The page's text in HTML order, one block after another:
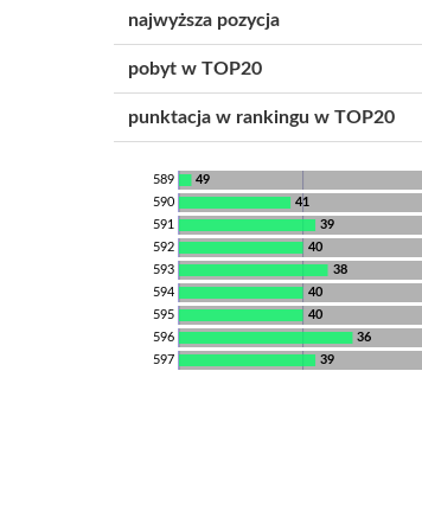
najwyższa pozycja
pobyt w TOP20
punktacja w rankingu w TOP20
49
589
41
590
39
591
40
592
38
593
40
594
40
595
36
596
39
597